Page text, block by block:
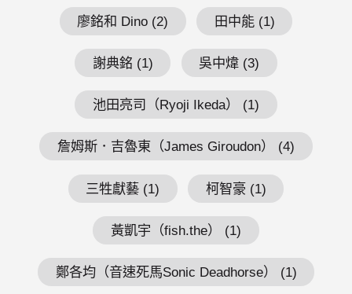
廖銘和 Dino (2) 田中能 (1)
謝典銘 (1) 吳中煒 (3)
池田亮司（Ryoji Ikeda） (1)
詹姆斯．吉魯東（James Giroudon） (4)
三牲獻藝 (1) 柯智豪 (1)
黃凱宇（fish.the） (1)
鄭各均（音速死馬Sonic Deadhorse） (1)